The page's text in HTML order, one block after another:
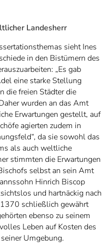
Landesherr
sieht Ines
in den Bistümern des
„Es gab
eine starke Stellung
die freien Städter die
wurden an das Amt
Erwartungen gestellt, auf
agierten zudem in
da sie sowohl das
als auch weltliche
stimmten die Erwartungen
selbst an sein Amt
Hinrich Biscop
und hartnäckig nach
schließlich gewährt
ebenso zu seinem
Leben auf Kosten des
Umgebung.